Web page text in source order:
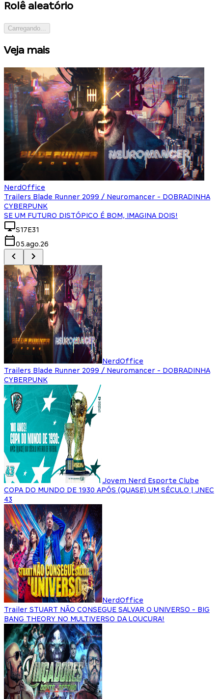
Rolê aleatório
Carregando...
Veja mais
NerdOffice
Trailers Blade Runner 2099 / Neuromancer - DOBRADINHA
CYBERPUNK
SE UM FUTURO DISTÓPICO É BOM, IMAGINA DOIS!
S17E31
05.ago.26
NerdOffice
Trailers Blade Runner 2099 / Neuromancer - DOBRADINHA
CYBERPUNK
Jovem Nerd Esporte Clube
COPA DO MUNDO DE 1930 APÓS (QUASE) UM SÉCULO | JNEC
43
NerdOffice
Trailer STUART NÃO CONSEGUE SALVAR O UNIVERSO - BIG
BANG THEORY NO MULTIVERSO DA LOUCURA!